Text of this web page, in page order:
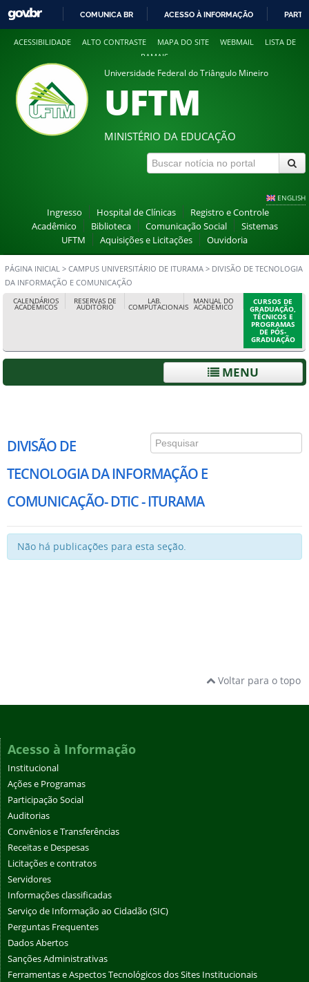
COMUNICA BR ACESSO À INFORMAÇÃO
ACESSIBILIDADE ALTO CONTRASTE MAPA DO SITE WEBMAIL
LISTA DE
RAMAIS
Universidade Federal do Triângulo Mineiro
UFTM
MINISTÉRIO DA EDUCAÇÃO
ENGLISH
Ingresso Hospital de Clínicas
Registro e Controle
Acadêmico
Biblioteca Comunicação Social
Sistemas
UFTM
Aquisições e Licitações Ouvidoria
PÁGINA INICIAL > CAMPUS UNIVERSITÁRIO DE ITURAMA > DIVISÃO DE TECNOLOGIA
DA INFORMAÇÃO E COMUNICAÇÃO
CALENDÁRIOS
ACADÊMICOS
RESERVAS DE
AUDITÓRIO
LAB.
COMPUTACIONAIS
MANUAL DO
ACADÊMICO
CURSOS DE
GRADUAÇÃO,
TÉCNICOS E
PROGRAMAS
DE PÓS-
GRADUAÇÃO
MENU
Voltar para o topo
Acesso à Informação
Institucional
Ações e Programas
Participação Social
Auditorias
Convênios e Transferências
Receitas e Despesas
Licitações e contratos
Servidores
Informações classificadas
Serviço de Informação ao Cidadão (SIC)
Perguntas Frequentes
Dados Abertos
Sanções Administrativas
Ferramentas e Aspectos Tecnológicos dos Sites Institucionais